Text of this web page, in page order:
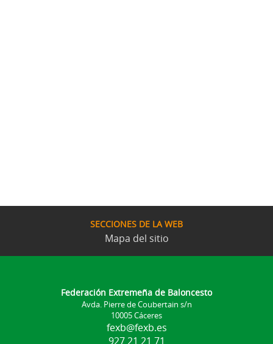
SECCIONES DE LA WEB
Mapa del sitio
Federación Extremeña de Baloncesto
Avda. Pierre de Coubertain s/n
10005 Cáceres
fexb@fexb.es
927 21 21 71